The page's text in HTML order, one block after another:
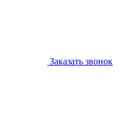
Заказать звонок